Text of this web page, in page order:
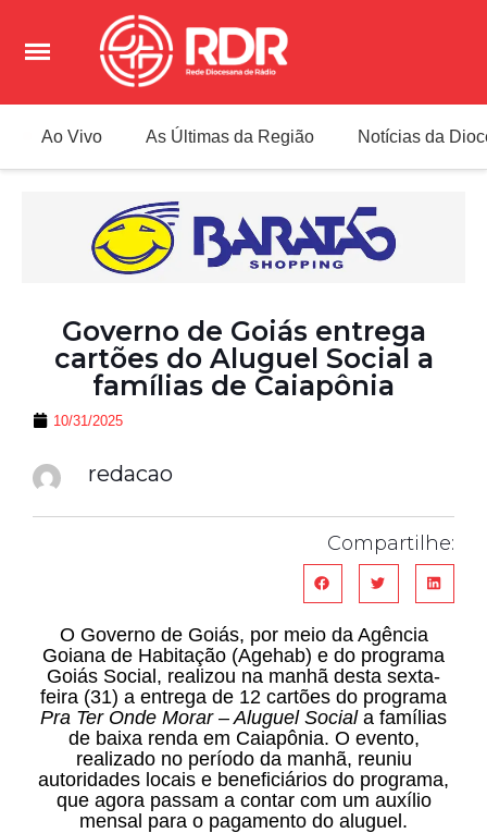
Ao Vivo As Últimas da Região Notícias da
Governo de Goiás entrega
cartões do Aluguel Social a
famílias de Caiapônia
10/31/2025
redacao
Compartilhe:
O Governo de Goiás, por meio da Agência
Goiana de Habitação (Agehab) e do programa
Goiás Social, realizou na manhã desta sexta-
feira (31) a entrega de 12 cartões do programa
Pra Ter Onde Morar – Aluguel Sociala famílias
de baixa renda em Caiapônia. O evento,
realizado no período da manhã, reuniu
autoridades locais e beneficiários do programa,
que agora passam a contar com um auxílio
mensal para o pagamento do aluguel.